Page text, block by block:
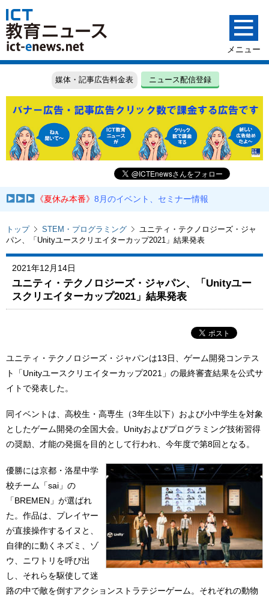
媒体・記事広告料金表 ニュース配信登録
《夏休み本番》8月のイベント、セミナー情報
トップ STEM・プログラミング
ユニティ・テクノロジーズ・ジャ
パン、「Unityユースクリエイターカップ2021」結果発表
2021年12月14日
ユニティ・テクノロジーズ・ジャパン、「Unityユー
スクリエイターカップ2021」結果発表
ユニティ・テクノロジーズ・ジャパンは13日、ゲーム開発コンテス
ト「Unityユースクリエイターカップ2021」の最終審査結果を公式サ
イトで発表した。
同イベントは、高校生・高専生（3年生以下）および小中学生を対象
としたゲーム開発の全国大会。Unityおよびプログラミング技術習得
の奨励、才能の発掘を目的として行われ、今年度で第8回となる。
優勝には京都・洛星中学
校チーム「sai」の
「BREMEN」が選ばれ
た。作品は、プレイヤー
が直接操作するイヌと、
自律的に動くネズミ、ゾ
ウ、ニワトリを呼び出
し、それらを駆使して迷
路の中で敵を倒すアクションストラテジーゲーム。それぞれの動物